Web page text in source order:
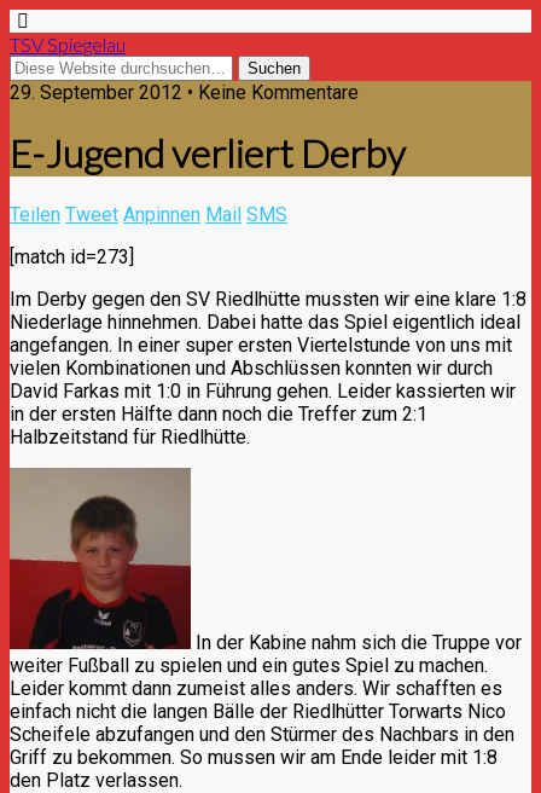
TSV Spiegelau
29. September 2012 • Keine Kommentare
E-Jugend verliert Derby
Teilen Tweet Anpinnen Mail SMS
[match id=273]
Im Derby gegen den SV Riedlhütte mussten wir eine klare 1:8
Niederlage hinnehmen. Dabei hatte das Spiel eigentlich ideal
angefangen. In einer super ersten Viertelstunde von uns mit
vielen Kombinationen und Abschlüssen konnten wir durch
David Farkas mit 1:0 in Führung gehen. Leider kassierten wir
in der ersten Hälfte dann noch die Treffer zum 2:1
Halbzeitstand für Riedlhütte.
In der Kabine nahm sich die Truppe vor
weiter Fußball zu spielen und ein gutes Spiel zu machen.
Leider kommt dann zumeist alles anders. Wir schafften es
einfach nicht die langen Bälle der Riedlhütter Torwarts Nico
Scheifele abzufangen und den Stürmer des Nachbars in den
Griff zu bekommen. So mussen wir am Ende leider mit 1:8
den Platz verlassen.